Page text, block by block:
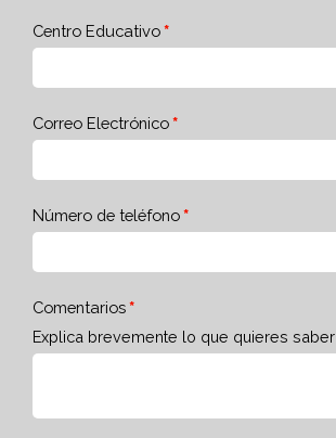
Centro Educativo
Correo Electrónico
Número de teléfono
Comentarios
Explica brevemente lo que quieres saber